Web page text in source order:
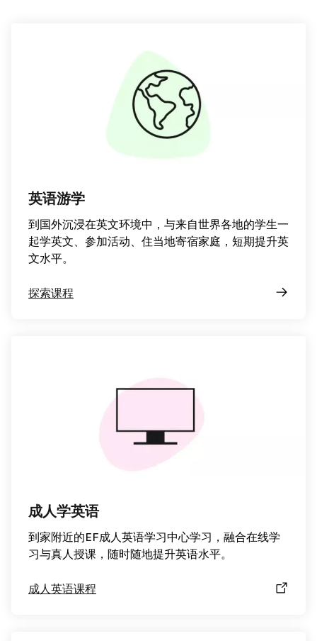
英语游学
到国外沉浸在英文环境中，与来自世界各地的学生一
起学英文、参加活动、住当地寄宿家庭，短期提升英
文水平。
探索课程
成人学英语
到家附近的EF成人英语学习中心学习，融合在线学
习与真人授课，随时随地提升英语水平。
成人英语课程